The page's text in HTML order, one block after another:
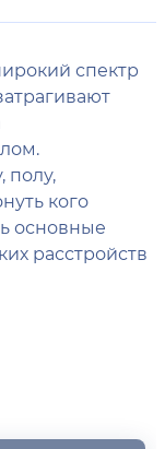
спектр
полу,
кого
основные
расстройств